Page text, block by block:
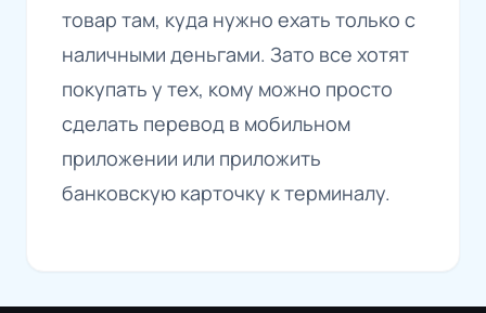
товар там, куда нужно ехать только с
наличными деньгами. Зато все хотят
покупать у тех, кому можно просто
сделать перевод в мобильном
приложении или приложить
банковскую карточку к терминалу.